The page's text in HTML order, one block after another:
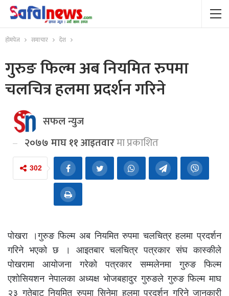
होमपेज समाचार देश
गुरुङ फिल्म अब नियमित रुपमा
चलचित्र हलमा प्रदर्शन गरिने
सफल न्युज
२०७७ माघ ११ आइतवारमा प्रकाशित
302
पोखरा ।गुरुङ फिल्म अब नियमित रुपमा चलचित्र हलमा प्रदर्शन
गरिने भएको छ । आइतबार चलचित्र पत्रकार संघ कास्कीले
पोखरामा आयोजना गरेको पत्रकार सम्मलेनमा गुरुङ फिल्म
एशोसियशन नेपालका अध्यक्ष भोजबहादुर गुरुङले गुरुङ फिल्म माघ
२३ गतेबाट नियमित रुपमा सिनेमा हलमा प्रदर्शन गरिने जानकारी